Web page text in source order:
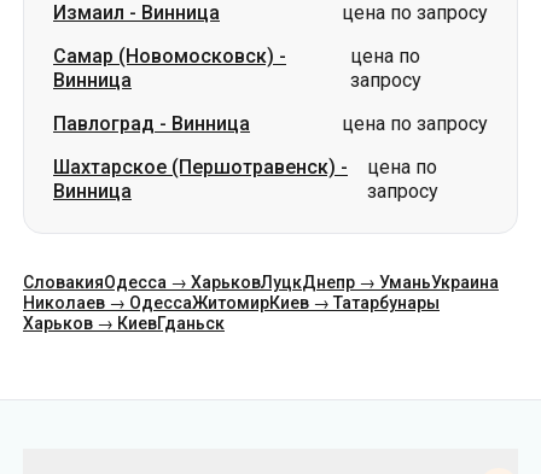
Измаил - Винница
цена по запросу
Самар (Новомосковск) -
Винница
цена по
запросу
Павлоград - Винница
цена по запросу
Шахтарское (Першотравенск) -
Винница
цена по
запросу
СловакияОдесса → ХарьковЛуцкДнепр → УманьУкраина
Николаев → ОдессаЖитомирКиев → Татарбунары
Харьков → КиевГданьск